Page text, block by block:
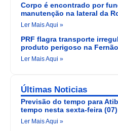
Corpo é encontrado por
manutenção na lateral da
Ler Mais Aqui »
PRF flagra transporte
produto perigoso na
Ler Mais Aqui »
Últimas Noticias
Previsão do tempo para
tempo nesta sexta-feira
Ler Mais Aqui »